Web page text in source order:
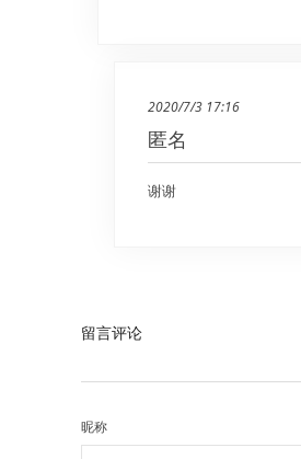
2020/7/3 17:16
匿名
谢谢
留言评论
昵称